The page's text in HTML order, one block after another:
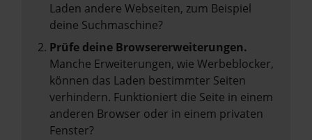
Laden andere Webseiten, zum Beispiel
deine Suchmaschine?
Prüfe deine Browsererweiterungen.
Manche Erweiterungen, wie Werbeblocker,
können das Laden bestimmter Seiten
verhindern. Funktioniert die Seite in einem
anderen Browser oder in einem privaten
Fenster?